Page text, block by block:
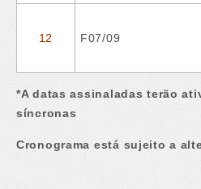
12 F07/09
*A datas assinaladas terão
síncronas
Cronograma está sujeito a